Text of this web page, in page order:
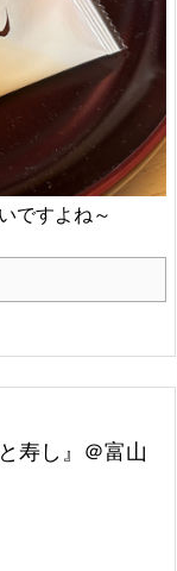
ですよね～
寿し』＠富山